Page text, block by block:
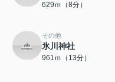
629ｍ（8分）
その他
氷川神社
961ｍ（13分）